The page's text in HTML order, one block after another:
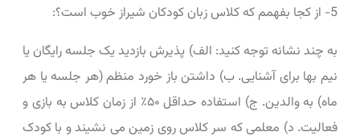
5- از کجا بفهمم که کلاس زبان کودکان شیراز خوب است؟:
به چند نشانه توجه کنید: الف) پذیرش بازدید یک جلسه رایگان یا
نیم‌ بها برای آشنایی. ب) داشتن باز خورد منظم (هر جلسه یا هر
ماه) به والدین. ج) استفاده حداقل ۵۰٪ از زمان کلاس به بازی و
فعالیت. د) معلمی که سر کلاس روی زمین می ‌نشیند و با کودک